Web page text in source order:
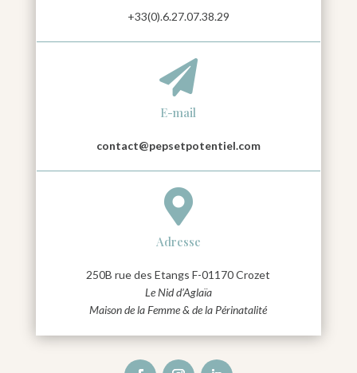
+33(0).6.27.07.38.29

E-mail
contact@pepsetpotentiel.com

Adresse
250B rue des Etangs F-01170 Crozet
Le Nid d’Aglaïa
Maison de la Femme & de la Périnatalité